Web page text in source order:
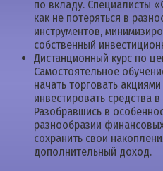
по вкладу. Специалисты
как не потеряться в
инструментов,
собственный
Дистанционный курс по
Самостоятельное
начать торговать
инвестировать средства
Разобравшись в
разнообразии
сохранить свои
дополнительный доход.